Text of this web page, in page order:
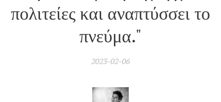
πολιτείες και αναπτύσσει το
πνεύμα."
2023-02-06